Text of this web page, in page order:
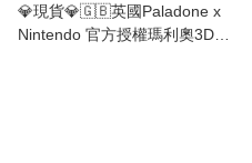
💎現貨💎🇬🇧英國Paladone x
Nintendo 官方授權瑪利奧3D